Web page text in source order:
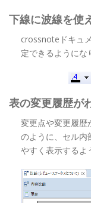
下線に波線を使
crossnoteドキュ
定できるようにな
表の変更履歴が
変更点や変更履歴
のように、セル内
やすく表示するよ